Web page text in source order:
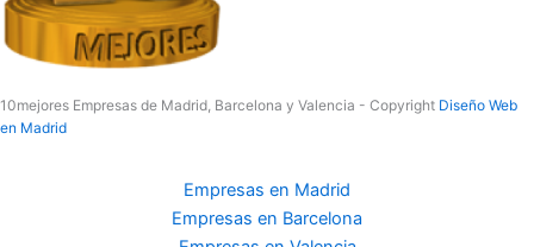
10mejores Empresas de Madrid, Barcelona y Valencia - Copyright Diseño Web
en Madrid
Empresas en Madrid
Empresas en Barcelona